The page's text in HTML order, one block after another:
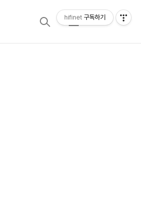
검
메
hifinet 구독하기